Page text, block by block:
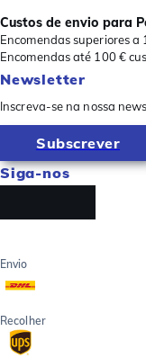
Custos de envio para
Encomendas superiores
Encomendas até 100 €
Newsletter
Inscreva-se na nossa
Subscrever
Siga-nos
Envio
Recolher